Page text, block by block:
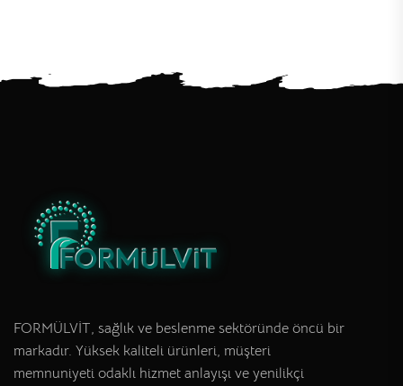
FORMÜLVİT, sağlık ve beslenme sektöründe öncü bir
markadır. Yüksek kaliteli ürünleri, müşteri
memnuniyeti odaklı hizmet anlayışı ve yenilikçi